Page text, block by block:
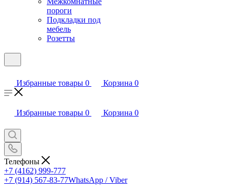
пороги
Подкладки под
мебель
Розетты
Избранные товары 0 Корзина 0
Избранные товары 0 Корзина 0
Телефоны
+7 (4162) 999-777
+7 (914) 567-83-77WhatsApp / Viber